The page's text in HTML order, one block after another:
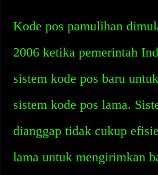
Kode pos pamulihan
2006 ketika pemerintah
sistem kode pos baru
sistem kode pos lama.
dianggap tidak cukup
lama untuk mengirimkan